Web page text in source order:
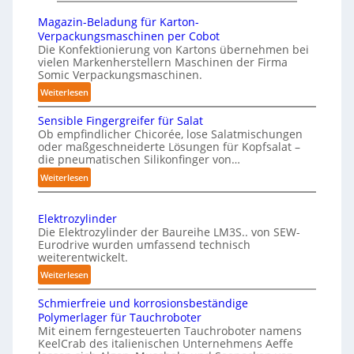
n
g
e
n
v
n
P
h
y
a
a
u
f
d
n
s
t
l
c
h
e
I
t
l
e
n
z
e
Magazin-Beladung für Karton-
Verpackungsmaschinen per Cobot
Die Konfektionierung von Kartons übernehmen bei
vielen Markenherstellern Maschinen der Firma
Somic Verpackungsmaschinen.
Weiterlesen:
M
a
g
a
z
i
n
-
B
e
l
a
d
u
n
g
f
Sensible Fingergreifer für Salat
Ob empfindlicher Chicorée, lose Salatmischungen
oder maßgeschneiderte Lösungen für Kopfsalat –
die pneumatischen Silikonfinger von…
Weiterlesen:
S
n
s
i
b
l
i
n
Elektrozylinder
Die Elektrozylinder der Baureihe LM3S.. von SEW-
Eurodrive wurden umfassend technisch
weiterentwickelt.
Weiterlesen:
E
l
e
k
t
Schmierfreie und korrosionsbeständige
Polymerlager für Tauchroboter
Mit einem ferngesteuerten Tauchroboter namens
KeelCrab des italienischen Unternehmens Aeffe